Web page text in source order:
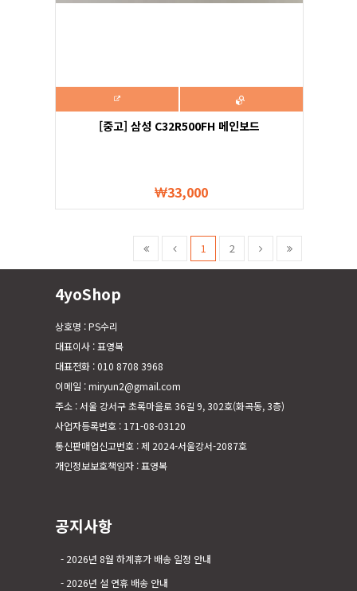
[중고] 삼성 C32R500FH 메인보드
33,000
1 2
4yoShop
상호명 : PS수리
대표이사 : 표영복
대표전화 : 010 8708 3968
이메일 : miryun2@gmail.com
주소 : 서울 강서구 초록마을로 36길 9, 302호(화곡동, 3층)
사업자등록번호 : 171-08-03120
통신판매업신고번호 : 제 2024-서울강서-2087호
개인정보보호책임자 : 표영복
공지사항
2026년 8월 하계휴가 배송 일정 안내
2026년 설 연휴 배송 안내